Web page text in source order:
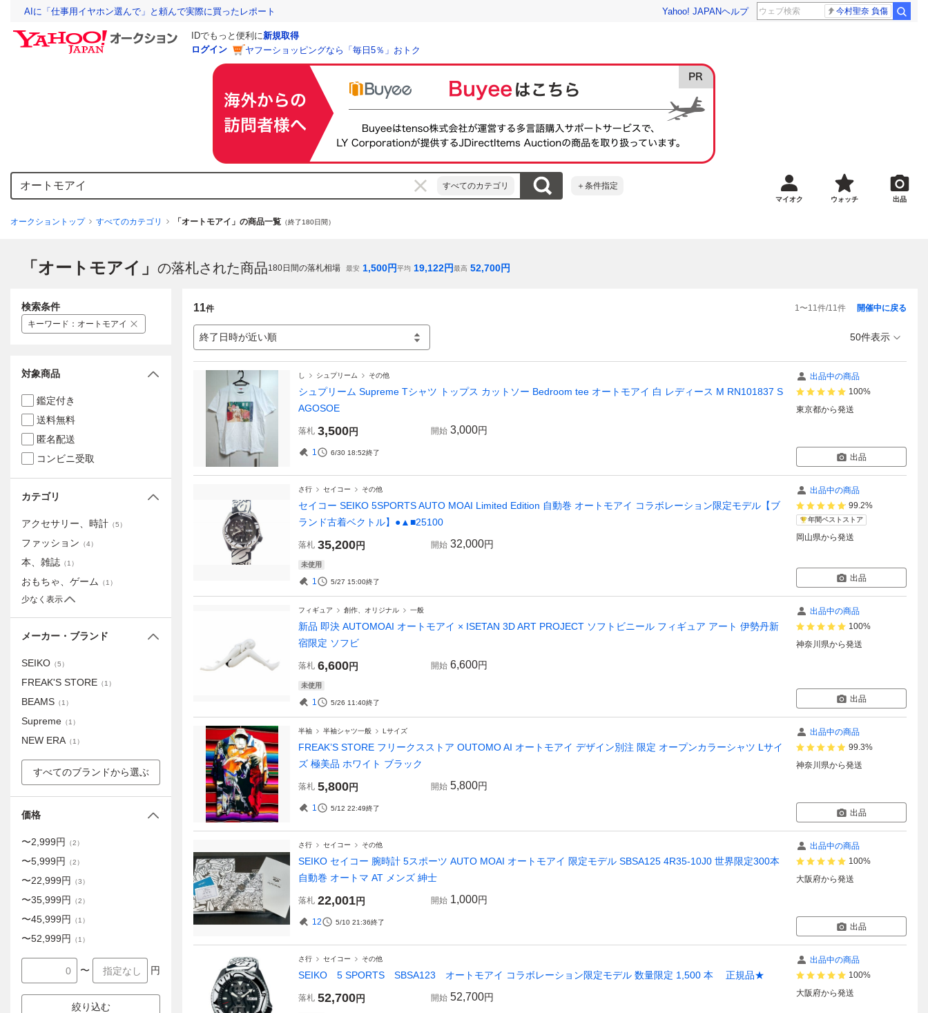
AIに「仕事用イヤホン選んで」と頼んで実際に買ったレポート Yahoo! JAPANヘルプ 今村聖奈 負傷
IDでもっと便利に新規取得
ログイン
ヤフーショッピングなら「毎日5％」おトク
すべてのカテゴリ ＋条件指定
マイオク ウォッチ 出品
オークショントップ すべてのカテゴリ 「オートモアイ」の商品一覧 （終了180日間）
「オートモアイ」 の落札された商品180日間の落札相場 最安 1,500円平均 19,122円最高 52,700円
11件 1〜11件/11件
終了日時が近い順
開催中に戻る
50件表示
し シュプリーム その他
シュプリーム Supreme Tシャツ トップス カットソー Bedroom tee オートモアイ 白 レディース M RN101837 S
AGOSOE
落札 3,500円 開始 3,000円
1 6/30 18:52終了
出品中の商品
100%
東京都から発送
出品
さ行 セイコー その他
セイコー SEIKO 5SPORTS AUTO MOAI Limited Edition 自動巻 オートモアイ コラボレーション限定モデル【ブ
ランド古着ベクトル】●▲■25100
落札 35,200円 開始 32,000円
未使用
1 5/27 15:00終了
出品中の商品
99.2%
年間ベストストア
岡山県から発送
出品
フィギュア 創作、オリジナル 一般
新品 即決 AUTOMOAI オートモアイ × ISETAN 3D ART PROJECT ソフトビニール フィギュア アート 伊勢丹新
宿限定 ソフビ
落札 6,600円 開始 6,600円
未使用
1 5/26 11:40終了
出品中の商品
100%
神奈川県から発送
出品
半袖 半袖シャツ一般 Lサイズ
FREAK’S STORE フリークスストア OUTOMO AI オートモアイ デザイン別注 限定 オープンカラーシャツ Lサイ
ズ 極美品 ホワイト ブラック
落札 5,800円 開始 5,800円
1 5/12 22:49終了
出品中の商品
99.3%
神奈川県から発送
出品
さ行 セイコー その他
SEIKO セイコー 腕時計 5スポーツ AUTO MOAI オートモアイ 限定モデル SBSA125 4R35-10J0 世界限定300本
自動巻 オートマ AT メンズ 紳士
落札 22,001円 開始 1,000円
12 5/10 21:36終了
出品中の商品
100%
大阪府から発送
出品
さ行 セイコー その他
SEIKO 5 SPORTS SBSA123 オートモアイ コラボレーション限定モデル 数量限定 1,500 本 正規品★
落札 52,700円 開始 52,700円
出品中の商品
100%
大阪府から発送
検索条件
キーワード ： オートモアイ
対象商品
鑑定付き
送料無料
匿名配送
コンビニ受取
カテゴリ
アクセサリー、時計 （5）
ファッション （4）
本、雑誌 （1 ）
おもちゃ、ゲーム （1 ）
少なく表示
メーカー・ブランド
SEIKO （5）
FREAK'S STORE （1 ）
BEAMS （1 ）
Supreme （1 ）
NEW ERA （1 ）
すべてのブランドから選ぶ
価格
〜2,999円 （2）
〜5,999円 （2）
〜22,999円 （3）
〜35,999円 （2）
〜45,999円 （1 ）
〜52,999円 （1 ）
〜 円
絞り込む